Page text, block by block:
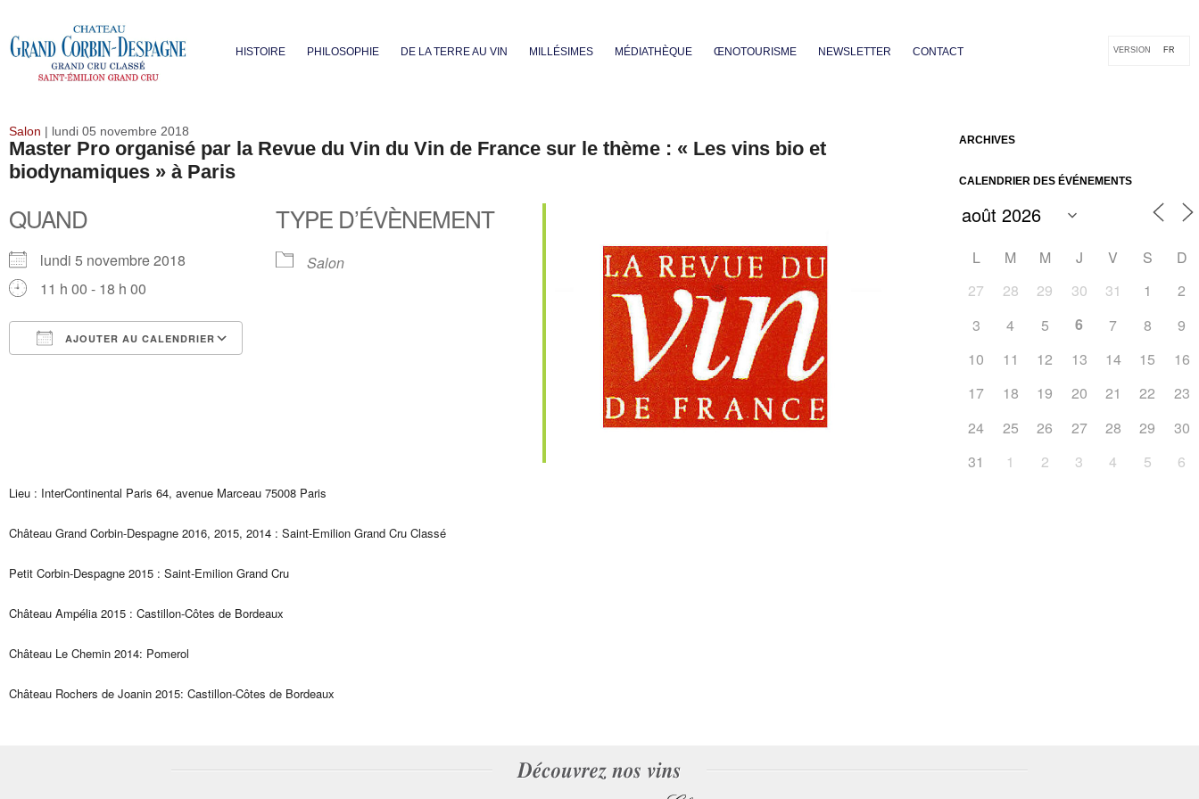
VERSION FR
HISTOIRE PHILOSOPHIE DE LA TERRE AU VIN MILLÉSIMES MÉDIATHÈQUE ŒNOTOURISME NEWSLETTER CONTACT
Salon | lundi 05 novembre 2018
Master Pro organisé par la Revue du Vin du Vin de France sur le thème : « Les vins bio et
biodynamiques » à Paris
QUAND
lundi 5 novembre 2018
11 h 00 - 18 h 00
AJOUTER AU CALENDRIER
Office 365 Outlook Live
TYPE D’ÉVÈNEMENT
Salon
Lieu : InterContinental Paris 64, avenue Marceau 75008 Paris
Château Grand Corbin-Despagne 2016, 2015, 2014 : Saint-Emilion Grand Cru Classé
Petit Corbin-Despagne 2015 : Saint-Emilion Grand Cru
Château Ampélia 2015 : Castillon-Côtes de Bordeaux
Château Le Chemin 2014: Pomerol
Château Rochers de Joanin 2015: Castillon-Côtes de Bordeaux
ARCHIVES
CALENDRIER DES ÉVÉNEMENTS
L M M J V S
D
27
28 29 30 31 1
2
3
4 5 6 7 8
9
10
11 12 13 14 15
16
17
18 19 20 21 22
23
24
25 26 27 28 29
30
31
1 2 3 4 5 6